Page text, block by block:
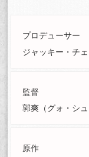
プロデューサー
ジャッキー・チ
監督
郭爽（グォ・シ
原作